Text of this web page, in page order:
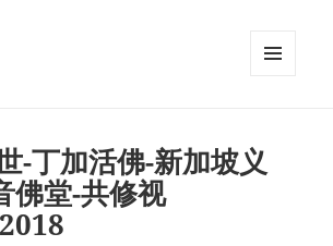
-丁加活佛-新加坡义
佛堂-共修视